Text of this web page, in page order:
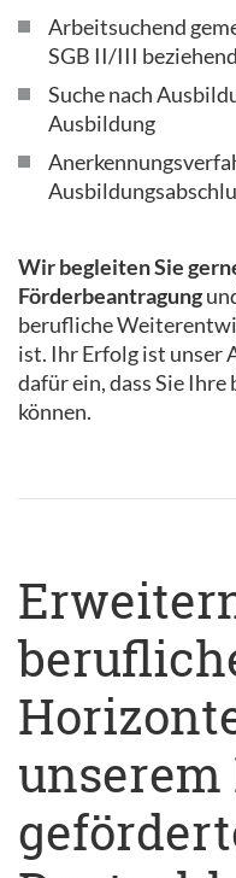
Arbeitsuchend
SGB II/III
Suche nach
Ausbildung
Wir begleiten Sie
Förderbeantragung
berufliche
ist. Ihr Erfolg ist unser
dafür ein, dass Sie
können.
unserem